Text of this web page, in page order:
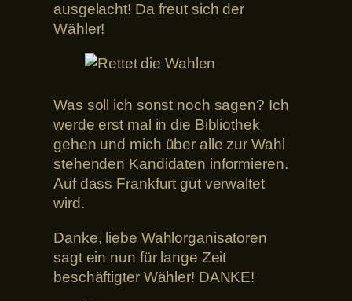
ausgelacht! Da freut sich der
Wähler!
Was soll ich sonst noch sagen? Ich
werde erst mal in die Bibliothek
gehen und mich über alle zur Wahl
stehenden Kandidaten informieren.
Auf dass Frankfurt gut verwaltet
wird.
Danke, liebe Wahlorganisatoren
sagt ein nun für lange Zeit
beschäftigter Wähler! DANKE!